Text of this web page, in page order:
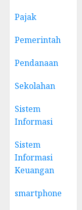
Pajak
Pemerintah
Pendanaan
Sekolahan
Sistem
Informasi
Sistem
Informasi
Keuangan
smartphone